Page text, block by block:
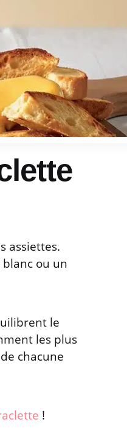
assiettes.
ou un
le
les plus
chacune
!